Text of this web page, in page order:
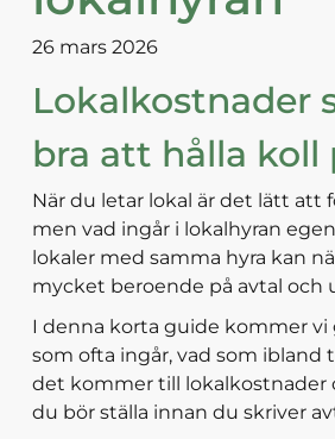
26 mars 2026
Lokalkostnader
bra att hålla koll
När du letar lokal är det lätt att
men vad ingår i lokalhyran
lokaler med samma hyra kan
mycket beroende på avtal och
I denna korta guide kommer vi
som ofta ingår, vad som ibland
det kommer till lokalkostnader
du bör ställa innan du skriver